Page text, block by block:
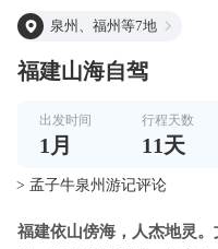
泉州、福州等7地
福建山海自驾
出发时间
1 月
行程天数
11天
> 孟子牛泉州游记评论
福建依山傍海，人杰地灵